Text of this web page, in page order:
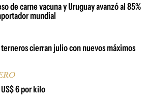
de carne vacuna y Uruguay avanzó al 85%
mundial
cierran julio con nuevos máximos
6 por kilo